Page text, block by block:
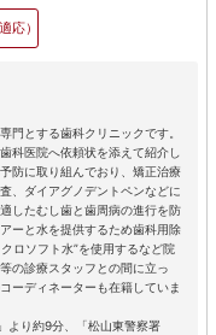
応）
門とする歯科クリニックです。
科医院へ依頼状を添えて紹介し
防に取り組んでおり、矯正治療
、ダイアグノデントペンなどに
したむし歯と歯周病の進行を防
ーと水を提供するため歯科用除
ロソフト水”を使用するなど院
の診療スタッフとの間に立っ
ーディネーターも在籍していま
より約9分、「松山東警察署